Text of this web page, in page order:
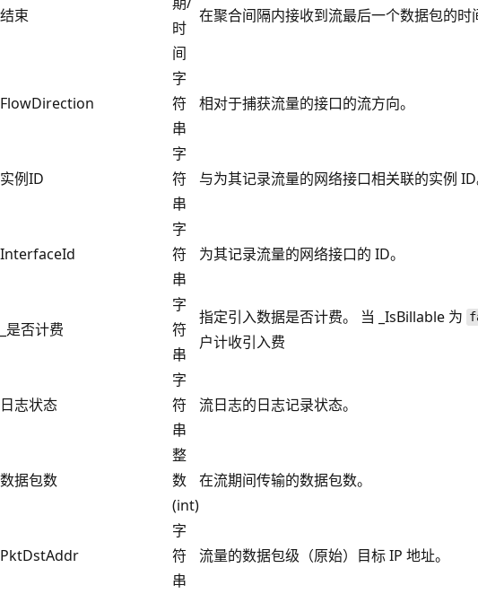
结束
时
间
在聚合间隔内接收到流最后一个数据包的时
FlowDirection
字
符
串
相对于捕获流量的接口的流方向。
实例ID
字
符
串
与为其记录流量的网络接口相关联的实例 ID
InterfaceId
字
符
串
为其记录流量的网络接口的 ID。
_是否计费
字
符
串
指定引入数据是否计费。 当 _IsBillable 为
户计收引入费
日志状态
字
符
串
流日志的日志记录状态。
数据包数
整
数
(int)
在流期间传输的数据包数。
PktDstAddr
字
符
串
流量的数据包级（原始）目标 IP 地址。